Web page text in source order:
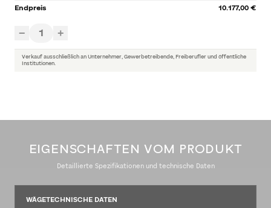
Endpreis
10.177,00 €
− 1 +
Verkauf ausschließlich an Unternehmer, Gewerbetreibende, Freiberufler und öffentliche
Institutionen.
EIGENSCHAFTEN VOM PRODUKT
Detaillierte Spezifikationen und technische Daten
WÄGETECHNISCHE DATEN